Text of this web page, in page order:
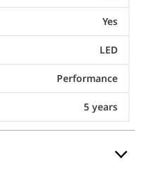
Yes
LED
Performance
5 years